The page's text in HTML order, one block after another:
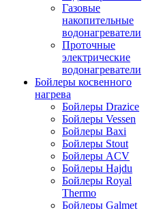
Газовые
накопительные
водонагреватели
Проточные
электрические
водонагреватели
Бойлеры косвенного
нагрева
Бойлеры Drazice
Бойлеры Vessen
Бойлеры Baxi
Бойлеры Stout
Бойлеры ACV
Бойлеры Hajdu
Бойлеры Royal
Thermo
Бойлеры Galmet